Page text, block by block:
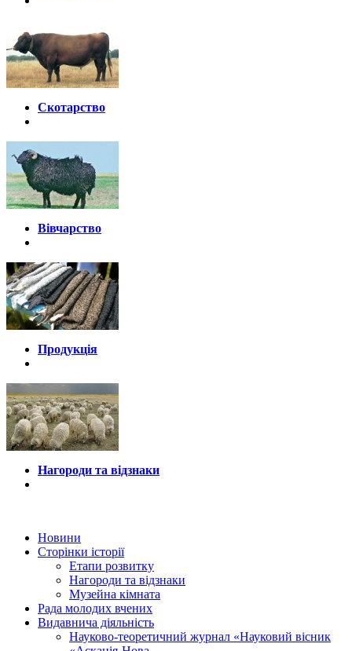
Скотарство
Вівчарство
Продукція
Нагороди та відзнаки
Новини
Сторінки історії
Етапи розвитку
Нагороди та відзнаки
Музейна кімната
Рада молодих вчених
Видавнича діяльність
Науково-теоретичний журнал «Науковий вісник